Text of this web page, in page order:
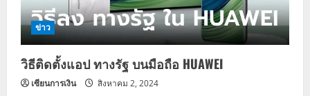
ข่าว
วิธีติดตั้งแอป ทางรัฐ บนมือถือ HUAWEI
เซียนการเงิน สิงหาคม 2, 2024